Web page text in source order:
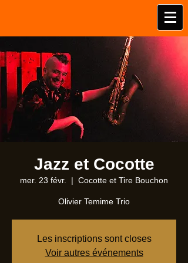
Jazz et Cocotte
mer. 23 févr.
  |
Cocotte et Tire Bouchon
Olivier Temime Trio
Les inscriptions sont closes
Voir autres événements